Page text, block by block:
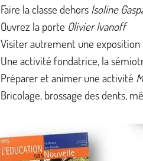
Faire la classe dehorsIsoline
Ouvrez la porte Olivier Ivanoff
Visiter autrement une exposition
Une activité fondatrice, la
Préparer et animer une activité
Bricolage, brossage des dents,